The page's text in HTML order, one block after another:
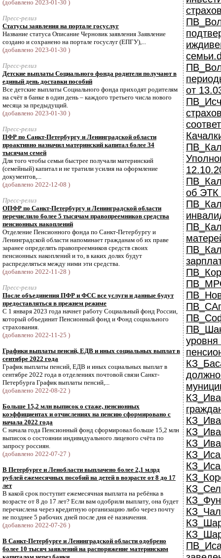
(добавлено 2023-01-30 )
Пресс-релиз
Статусы заявления на портале госуслуг
Название статуса Описание Черновик заявления Заявление
создано и сохранено на портале госуслуг (ЕПГУ),...
(добавлено 2023-01-30 )
Пресс-релиз
Детские выплаты Социального фонда родители получают в
единый день доставки пособий
Все детские выплаты Социального фонда приходят родителям
на счёт в банке в один день – каждого третьего числа нового
месяца за предыдущий.
(добавлено 2023-01-30 )
Пресс-релиз
ПФР по Санкт-Петербургу и Ленинградской области
проактивно назначил материнский капитал более 34
тысячам семей
Для того чтобы семьи быстрее получали материнский
(семейный) капитал и не тратили усилия на оформление
документов,...
(добавлено 2022-12-08 )
Пресс-релиз
ОПФР по Санкт-Петербургу и Ленинградской области
перечислило более 5 тысячам правопреемников средства
пенсионных накоплений
Отделение Пенсионного фонда по Санкт-Петербургу и
Ленинградской области напоминает гражданам об их праве
заранее определять правопреемников средств своих
пенсионных накоплений и то, в каких долях будут
распределяться между ними эти средства.
(добавлено 2022-11-28 )
Пресс-релиз
После объединения ПФР и ФСС все услуги и данные будут
предоставляться в прежнем режиме
С 1 января 2023 года начнет работу Социальный фонд России,
который объединит Пенсионный фонд и Фонд социального
страхования.
(добавлено 2022-11-25 )
Графики выплаты пенсий, ЕДВ и иных социальных выплат в
сентябре 2022 года
График выплаты пенсий, ЕДВ и иных социальных выплат в
сентябре 2022 года в отделениях почтовой связи Санкт-
Петербурга График выплаты пенсий,...
(добавлено 2022-08-22 )
Больше 15,2 млн выписок о стаже, пенсионных
коэффициентах и отчислениях на пенсию сформировано с
начала 2022 года
С начала года Пенсионный фонд сформировал больше 15,2 млн
выписок о состоянии индивидуального лицевого счёта по
запросу россиян.
(добавлено 2022-07-27 )
В Петербурге и Ленобласти выплачено более 2,1 млрд
рублей ежемесячных пособий на детей в возрасте от 8 до 17
лет
В какой срок поступит ежемесячная выплата на ребёнка в
возрасте от 8 до 17 лет? Если вам одобрили выплату, она будет
перечислена через кредитную организацию либо через почту
не позднее 5 рабочих дней после дня её назначения.
(добавлено 2022-07-26 )
В Санкт-Петербурге и Ленинградской области одобрено
более 10 тысяч заявлений на распоряжение материнским
от
об ЭТК